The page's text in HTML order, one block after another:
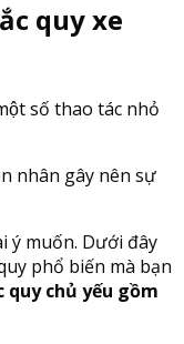
quy xe
số thao tác nhỏ
nhân gây nên sự
ý muốn. Dưới đây
phổ biến mà bạn
quy chủ yếu gồm